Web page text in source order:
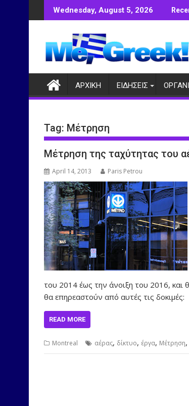
to
Wednesday, August 5, 2026
ΑΡΧΙΚΗ ΕΙΔΗΣΕΙΣ
Tag: Μέτρηση
Μέτρηση της ταχύτητας του
April 14, 2013 Paris Petrou
του 2014 έως την άνοιξη του 2016, και
θα επηρεαστούν από αυτές τις δοκιμές:
READ MORE
Montreal αέρας, δίκτυο, έργα, Μέτρηση,